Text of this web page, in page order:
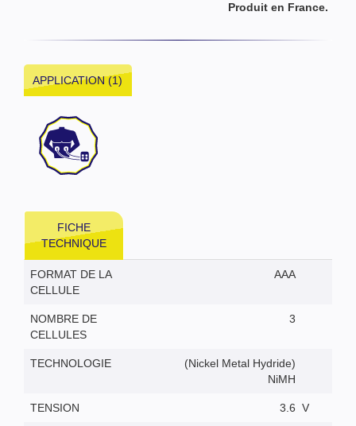
Produit en France.
APPLICATION (1)
FICHE
TECHNIQUE
FORMAT DE LA
CELLULE
AAA
NOMBRE DE
CELLULES
3
TECHNOLOGIE
(Nickel Metal Hydride)
NiMH
TENSION 3.6 V